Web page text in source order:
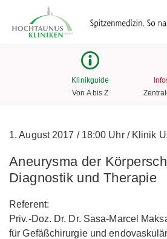
Klinikguide
Von A bis Z
1. August 2017 /18:00 Uhr /Klinik
Aneurysma der
Diagnostik und Therapie
Referent:
Priv.-Doz. Dr. Dr. Sasa-Marcel
für Gefäßchirurgie und